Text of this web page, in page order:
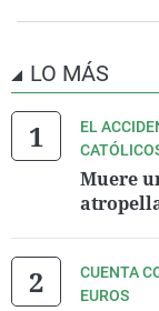
LO MÁS
EL
Muere
CUENTA
EUROS